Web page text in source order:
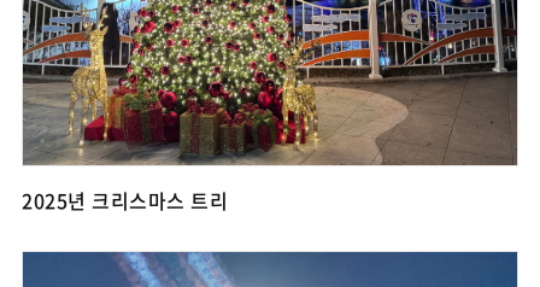
2025년 크리스마스 트리